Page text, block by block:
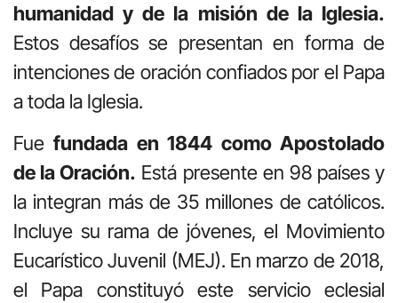
humanidad y de la misión de la Iglesia.
Estos desafíos se presentan en forma de
intenciones de oración confiados por el Papa
a toda la Iglesia.
Fuefundada en 1844 como Apostolado
de la Oración. Está presente en 98 países y
la integran más de 35 millones de católicos.
Incluye su rama de jóvenes, el Movimiento
Eucarístico Juvenil (MEJ). En marzo de 2018,
el Papa constituyó este servicio eclesial